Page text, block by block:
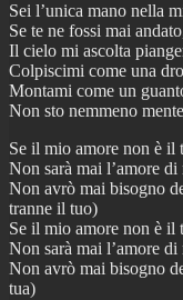
Sei l’unica mano nella
Se te ne fossi mai
Il cielo mi ascolta
Colpiscimi come una
Montami come un
Non sto nemmeno
Se il mio amore non è il
Non sarà mai l’amore di
Non avrò mai bisogno
tranne il tuo)
Se il mio amore non è il
Non sarà mai l’amore di
Non avrò mai bisogno
tua)